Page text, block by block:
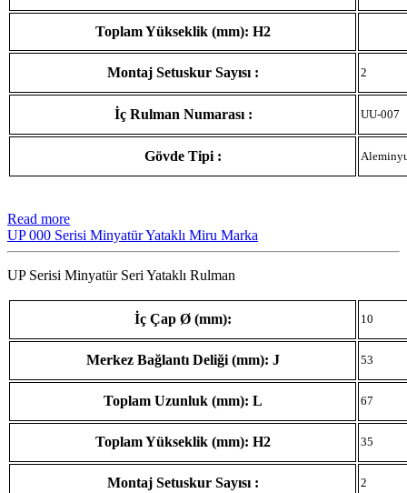
Toplam Yükseklik (mm): H2
Montaj Setuskur Sayısı : 2
İç Rulman Numarası : UU-007
Gövde Tipi :
Read more
UP 000 Serisi Minyatür Yataklı Miru Marka
UP Serisi Minyatür Seri Yataklı Rulman
İç Çap Ø (mm): 10
Merkez Bağlantı Deliği (mm): J 53
Toplam Uzunluk (mm): L 67
Toplam Yükseklik (mm): H2 35
Montaj Setuskur Sayısı : 2